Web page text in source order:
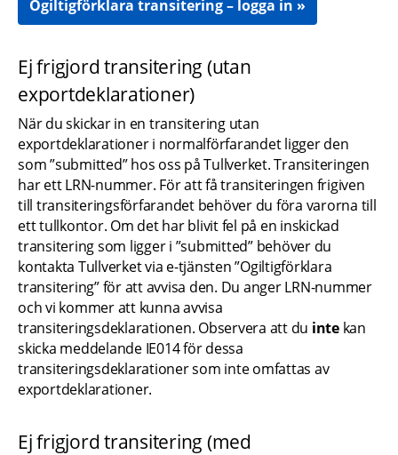
Ogiltigförklara transitering – logga in
Ej frigjord transitering (utan
exportdeklarationer)
När du skickar in en transitering utan
exportdeklarationer i normalförfarandet ligger den
som ”submitted” hos oss på Tullverket. Transiteringen
har ett LRN-nummer. För att få transiteringen frigiven
till transiteringsförfarandet behöver du föra varorna till
ett tullkontor. Om det har blivit fel på en inskickad
transitering som ligger i ”submitted” behöver du
kontakta Tullverket via e-tjänsten ”Ogiltigförklara
transitering” för att avvisa den. Du anger LRN-nummer
och vi kommer att kunna avvisa
transiteringsdeklarationen. Observera att du inte kan
skicka meddelande IE014 för dessa
transiteringsdeklarationer som inte omfattas av
exportdeklarationer.
Ej frigjord transitering (med